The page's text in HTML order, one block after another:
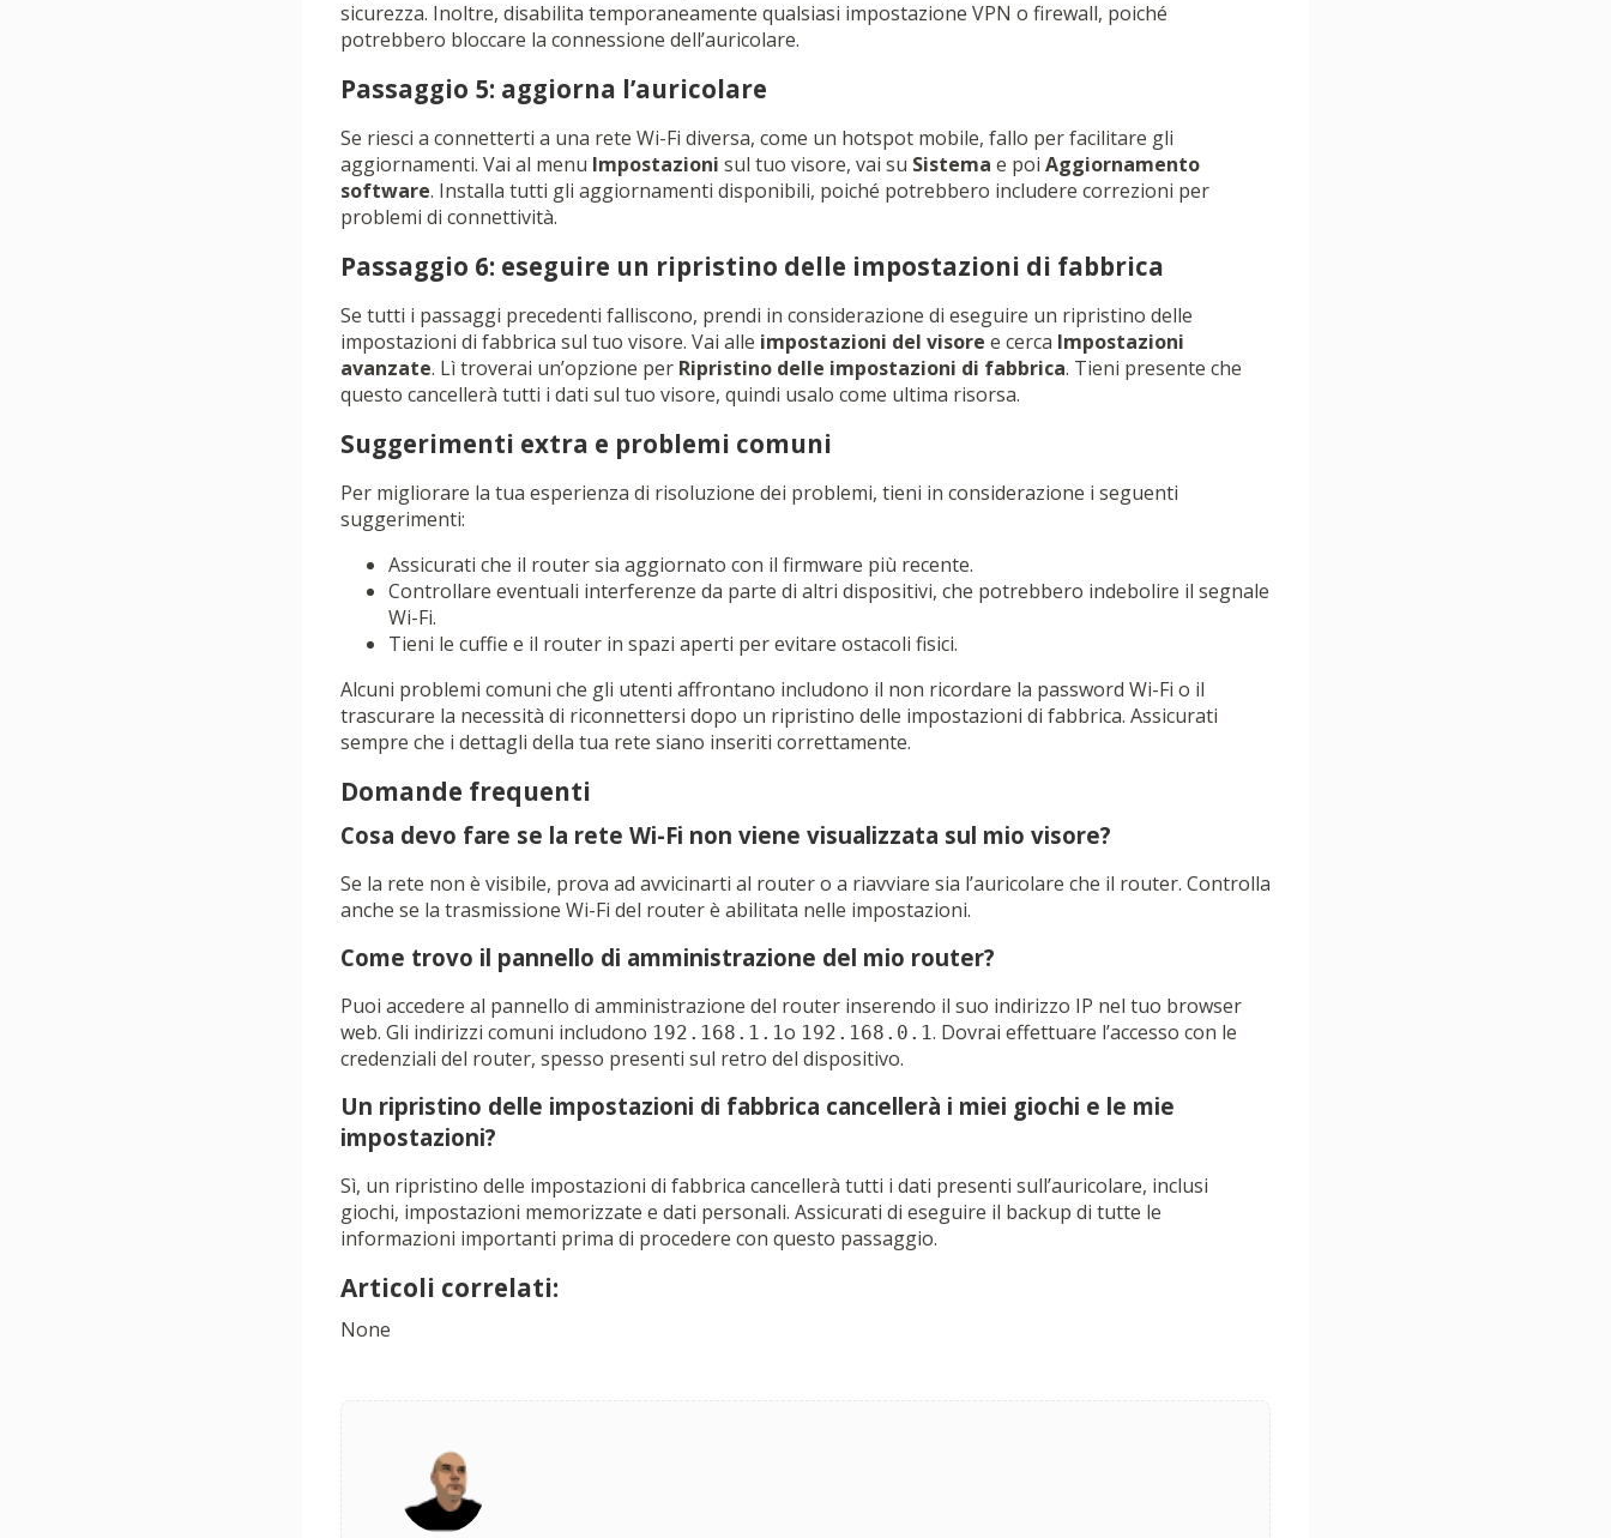
sicurezza. Inoltre, disabilita temporaneamente qualsiasi impostazione VPN o firewall, poiché
potrebbero bloccare la connessione dell’auricolare.
Passaggio 5: aggiorna l’auricolare
Se riesci a connetterti a una rete Wi-Fi diversa, come un hotspot mobile, fallo per facilitare gli
aggiornamenti. Vai al menu Impostazioni sul tuo visore, vai su Sistema e poi Aggiornamento
software. Installa tutti gli aggiornamenti disponibili, poiché potrebbero includere correzioni per
problemi di connettività.
Passaggio 6: eseguire un ripristino delle impostazioni di fabbrica
Se tutti i passaggi precedenti falliscono, prendi in considerazione di eseguire un ripristino delle
impostazioni di fabbrica sul tuo visore. Vai alle impostazioni del visore e cerca Impostazioni
avanzate. Lì troverai un’opzione per Ripristino delle impostazioni di fabbrica. Tieni presente che
questo cancellerà tutti i dati sul tuo visore, quindi usalo come ultima risorsa.
Suggerimenti extra e problemi comuni
Per migliorare la tua esperienza di risoluzione dei problemi, tieni in considerazione i seguenti
suggerimenti:
Assicurati che il router sia aggiornato con il firmware più recente.
Controllare eventuali interferenze da parte di altri dispositivi, che potrebbero indebolire il segnale
Wi-Fi.
Tieni le cuffie e il router in spazi aperti per evitare ostacoli fisici.
Alcuni problemi comuni che gli utenti affrontano includono il non ricordare la password Wi-Fi o il
trascurare la necessità di riconnettersi dopo un ripristino delle impostazioni di fabbrica. Assicurati
sempre che i dettagli della tua rete siano inseriti correttamente.
Domande frequenti
Cosa devo fare se la rete Wi-Fi non viene visualizzata sul mio visore?
Se la rete non è visibile, prova ad avvicinarti al router o a riavviare sia l’auricolare che il router. Controlla
anche se la trasmissione Wi-Fi del router è abilitata nelle impostazioni.
Come trovo il pannello di amministrazione del mio router?
Puoi accedere al pannello di amministrazione del router inserendo il suo indirizzo IP nel tuo browser
web. Gli indirizzi comuni includono 192.168.1.1o 192.168.0.1. Dovrai effettuare l’accesso con le
credenziali del router, spesso presenti sul retro del dispositivo.
Un ripristino delle impostazioni di fabbrica cancellerà i miei giochi e le mie
impostazioni?
Sì, un ripristino delle impostazioni di fabbrica cancellerà tutti i dati presenti sull’auricolare, inclusi
giochi, impostazioni memorizzate e dati personali. Assicurati di eseguire il backup di tutte le
informazioni importanti prima di procedere con questo passaggio.
Articoli correlati:
None